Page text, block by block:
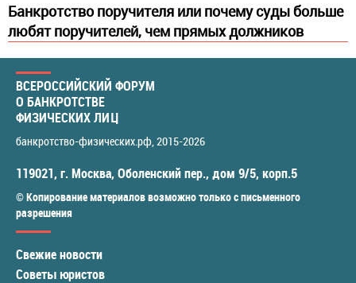
Банкротство поручителя или почему суды больше
любят поручителей, чем прямых должников
ВСЕРОССИЙСКИЙ ФОРУМ
О БАНКРОТСТВЕ
ФИЗИЧЕСКИХ ЛИЦ
банкротство-физических.рф , 2015-2026
119021, г. Москва, Оболенский пер., дом 9/5, корп.5
© Копирование материалов возможно только с письменного
разрешения
Свежие новости
Советы юристов